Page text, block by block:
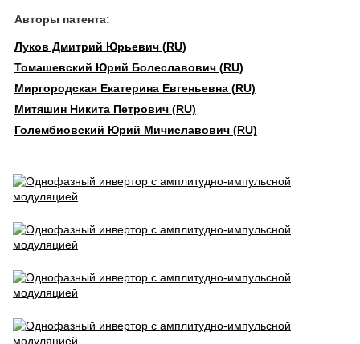
Авторы патента:
Луков Дмитрий Юрьевич (RU)
Томашевский Юрий Болеславович (RU)
Миргородская Екатерина Евгеньевна (RU)
Митяшин Никита Петрович (RU)
Голембиовский Юрий Мичиславович (RU)